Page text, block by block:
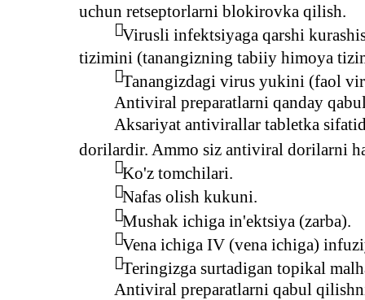
uchun retseptorlarni blokirovka qilish.
Virusli infektsiyaga qarshi
tizimini (tanangizning tabiiy himoya
Tanangizdagi virus yukini (faol
Antiviral preparatlarni qanday
Aksariyat antivirallar tabletka
dorilardir. Ammo siz antiviral dorilarni
Ko'z tomchilari.
Nafas olish kukuni.
Mushak ichiga in'ektsiya (zarba).
Vena ichiga IV (vena ichiga)
Teringizga surtadigan topikal
Antiviral preparatlarni qabul